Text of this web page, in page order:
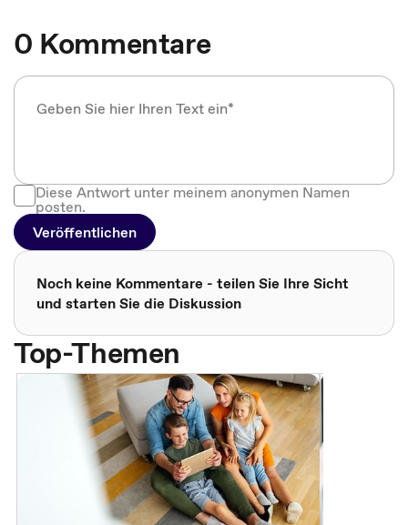
0 Kommentare
Diese Antwort unter meinem anonymen Namen
posten.
Veröffentlichen
Noch keine Kommentare - teilen Sie Ihre Sicht
und starten Sie die Diskussion
Top-Themen